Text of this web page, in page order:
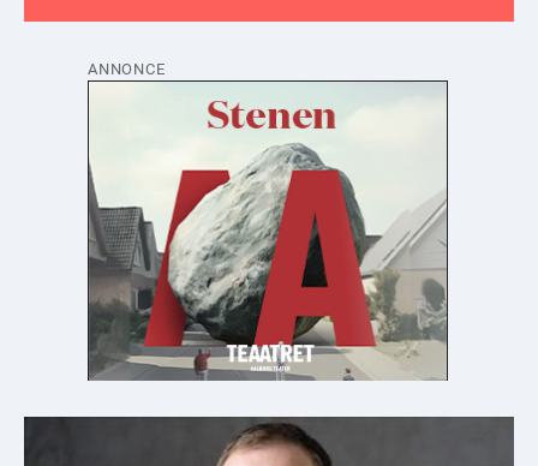
ANNONCE